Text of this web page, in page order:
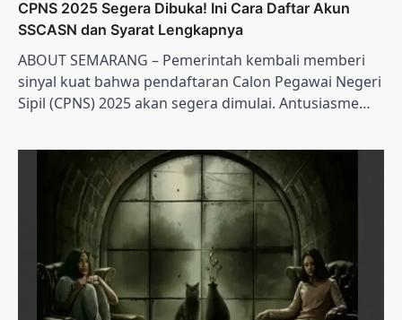
CPNS 2025 Segera Dibuka! Ini Cara Daftar Akun
SSCASN dan Syarat Lengkapnya
ABOUT SEMARANG – Pemerintah kembali memberi
sinyal kuat bahwa pendaftaran Calon Pegawai Negeri
Sipil (CPNS) 2025 akan segera dimulai. Antusiasme…